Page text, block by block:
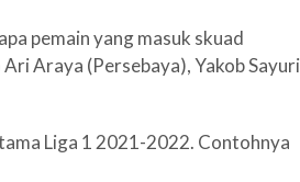
pemain yang masuk skuad
Araya (Persebaya), Yakob Sayuri
Liga 1 2021-2022. Contohnya